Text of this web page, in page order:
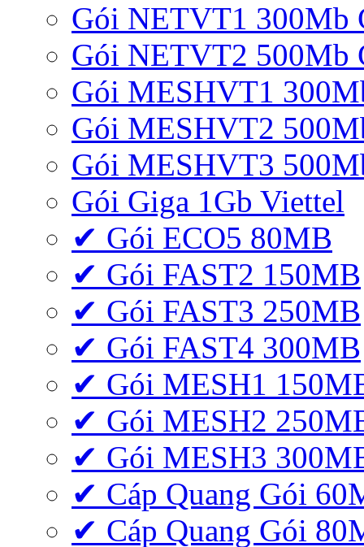
Gói NETVT1 300Mb
Gói NETVT2 500Mb
Gói MESHVT1
Gói MESHVT2
Gói MESHVT3
Gói Giga 1Gb Viettel
✔ Gói ECO5 80MB
✔ Gói FAST2 150MB
✔ Gói FAST3 250MB
✔ Gói FAST4 300MB
✔ Gói MESH1
✔ Gói MESH2
✔ Gói MESH3
✔ Cáp Quang Gói
✔ Cáp Quang Gói